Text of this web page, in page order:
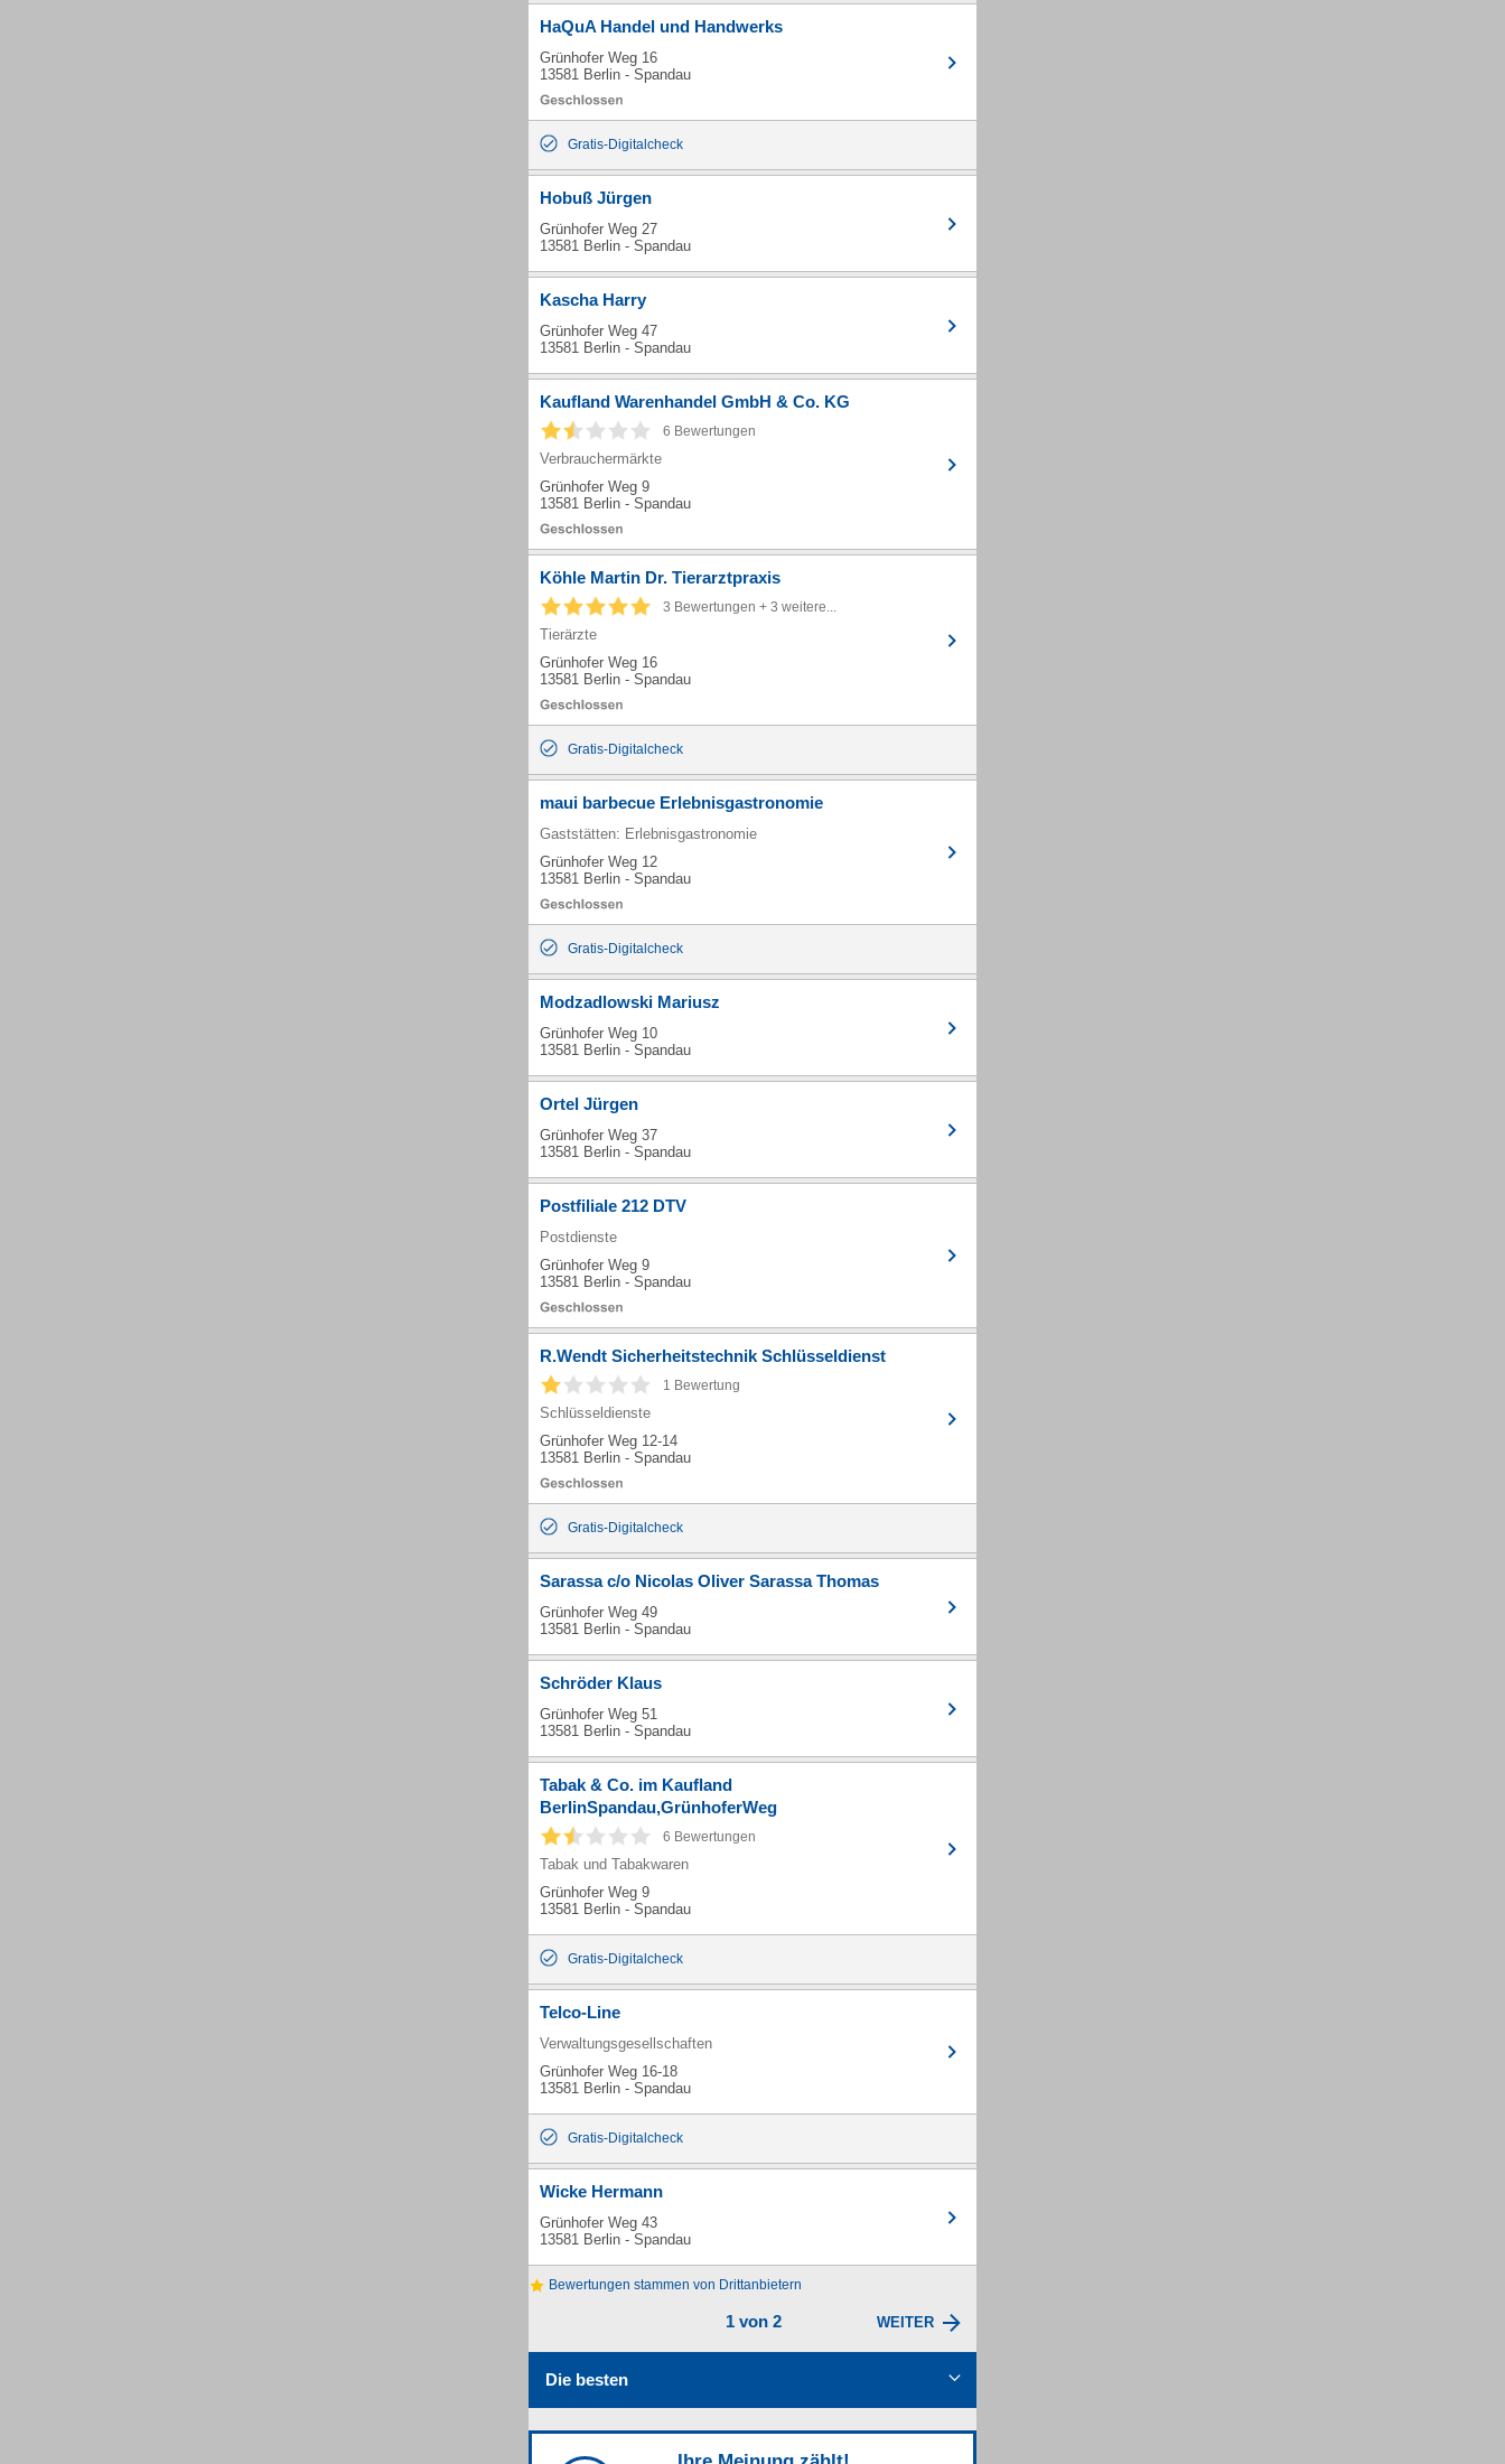
HaQuA Handel und Handwerks
Grünhofer Weg 16
13581 Berlin - Spandau
Gratis-Digitalcheck
Hobuß Jürgen
Grünhofer Weg 27
13581 Berlin - Spandau
Kascha Harry
Grünhofer Weg 47
13581 Berlin - Spandau
Kaufland Warenhandel GmbH & Co. KG
6 Bewertungen
Verbrauchermärkte
Grünhofer Weg 9
13581 Berlin - Spandau
Köhle Martin Dr. Tierarztpraxis
3 Bewertungen + 3 weitere...
Tierärzte
Grünhofer Weg 16
13581 Berlin - Spandau
Gratis-Digitalcheck
maui barbecue Erlebnisgastronomie
Gaststätten: Erlebnisgastronomie
Grünhofer Weg 12
13581 Berlin - Spandau
Gratis-Digitalcheck
Modzadlowski Mariusz
Grünhofer Weg 10
13581 Berlin - Spandau
Ortel Jürgen
Grünhofer Weg 37
13581 Berlin - Spandau
Postfiliale 212 DTV
Postdienste
Grünhofer Weg 9
13581 Berlin - Spandau
R.Wendt Sicherheitstechnik Schlüsseldienst
1 Bewertung
Schlüsseldienste
Grünhofer Weg 12-14
13581 Berlin - Spandau
Gratis-Digitalcheck
Sarassa c/o Nicolas Oliver Sarassa Thomas
Grünhofer Weg 49
13581 Berlin - Spandau
Schröder Klaus
Grünhofer Weg 51
13581 Berlin - Spandau
Tabak & Co. im Kaufland
BerlinSpandau,GrünhoferWeg
6 Bewertungen
Tabak und Tabakwaren
Grünhofer Weg 9
13581 Berlin - Spandau
Gratis-Digitalcheck
Telco-Line
Verwaltungsgesellschaften
Grünhofer Weg 16-18
13581 Berlin - Spandau
Gratis-Digitalcheck
Wicke Hermann
Grünhofer Weg 43
13581 Berlin - Spandau
Bewertungen stammen von Drittanbietern
1 von 2 WEITER
Die besten